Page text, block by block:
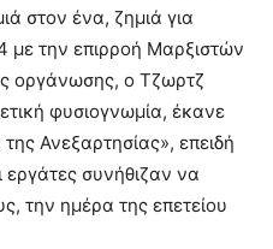
στον ένα, ζημιά για
με την επιρροή Μαρξιστών
οργάνωσης, ο Τζωρτζ
φυσιογνωμία, έκανε
Ανεξαρτησίας», επειδή
εργάτες συνήθιζαν να
την ημέρα της επετείου